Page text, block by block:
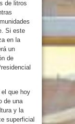
de litros
Si este
en la
un
de
que hoy
de una
y la
superficial